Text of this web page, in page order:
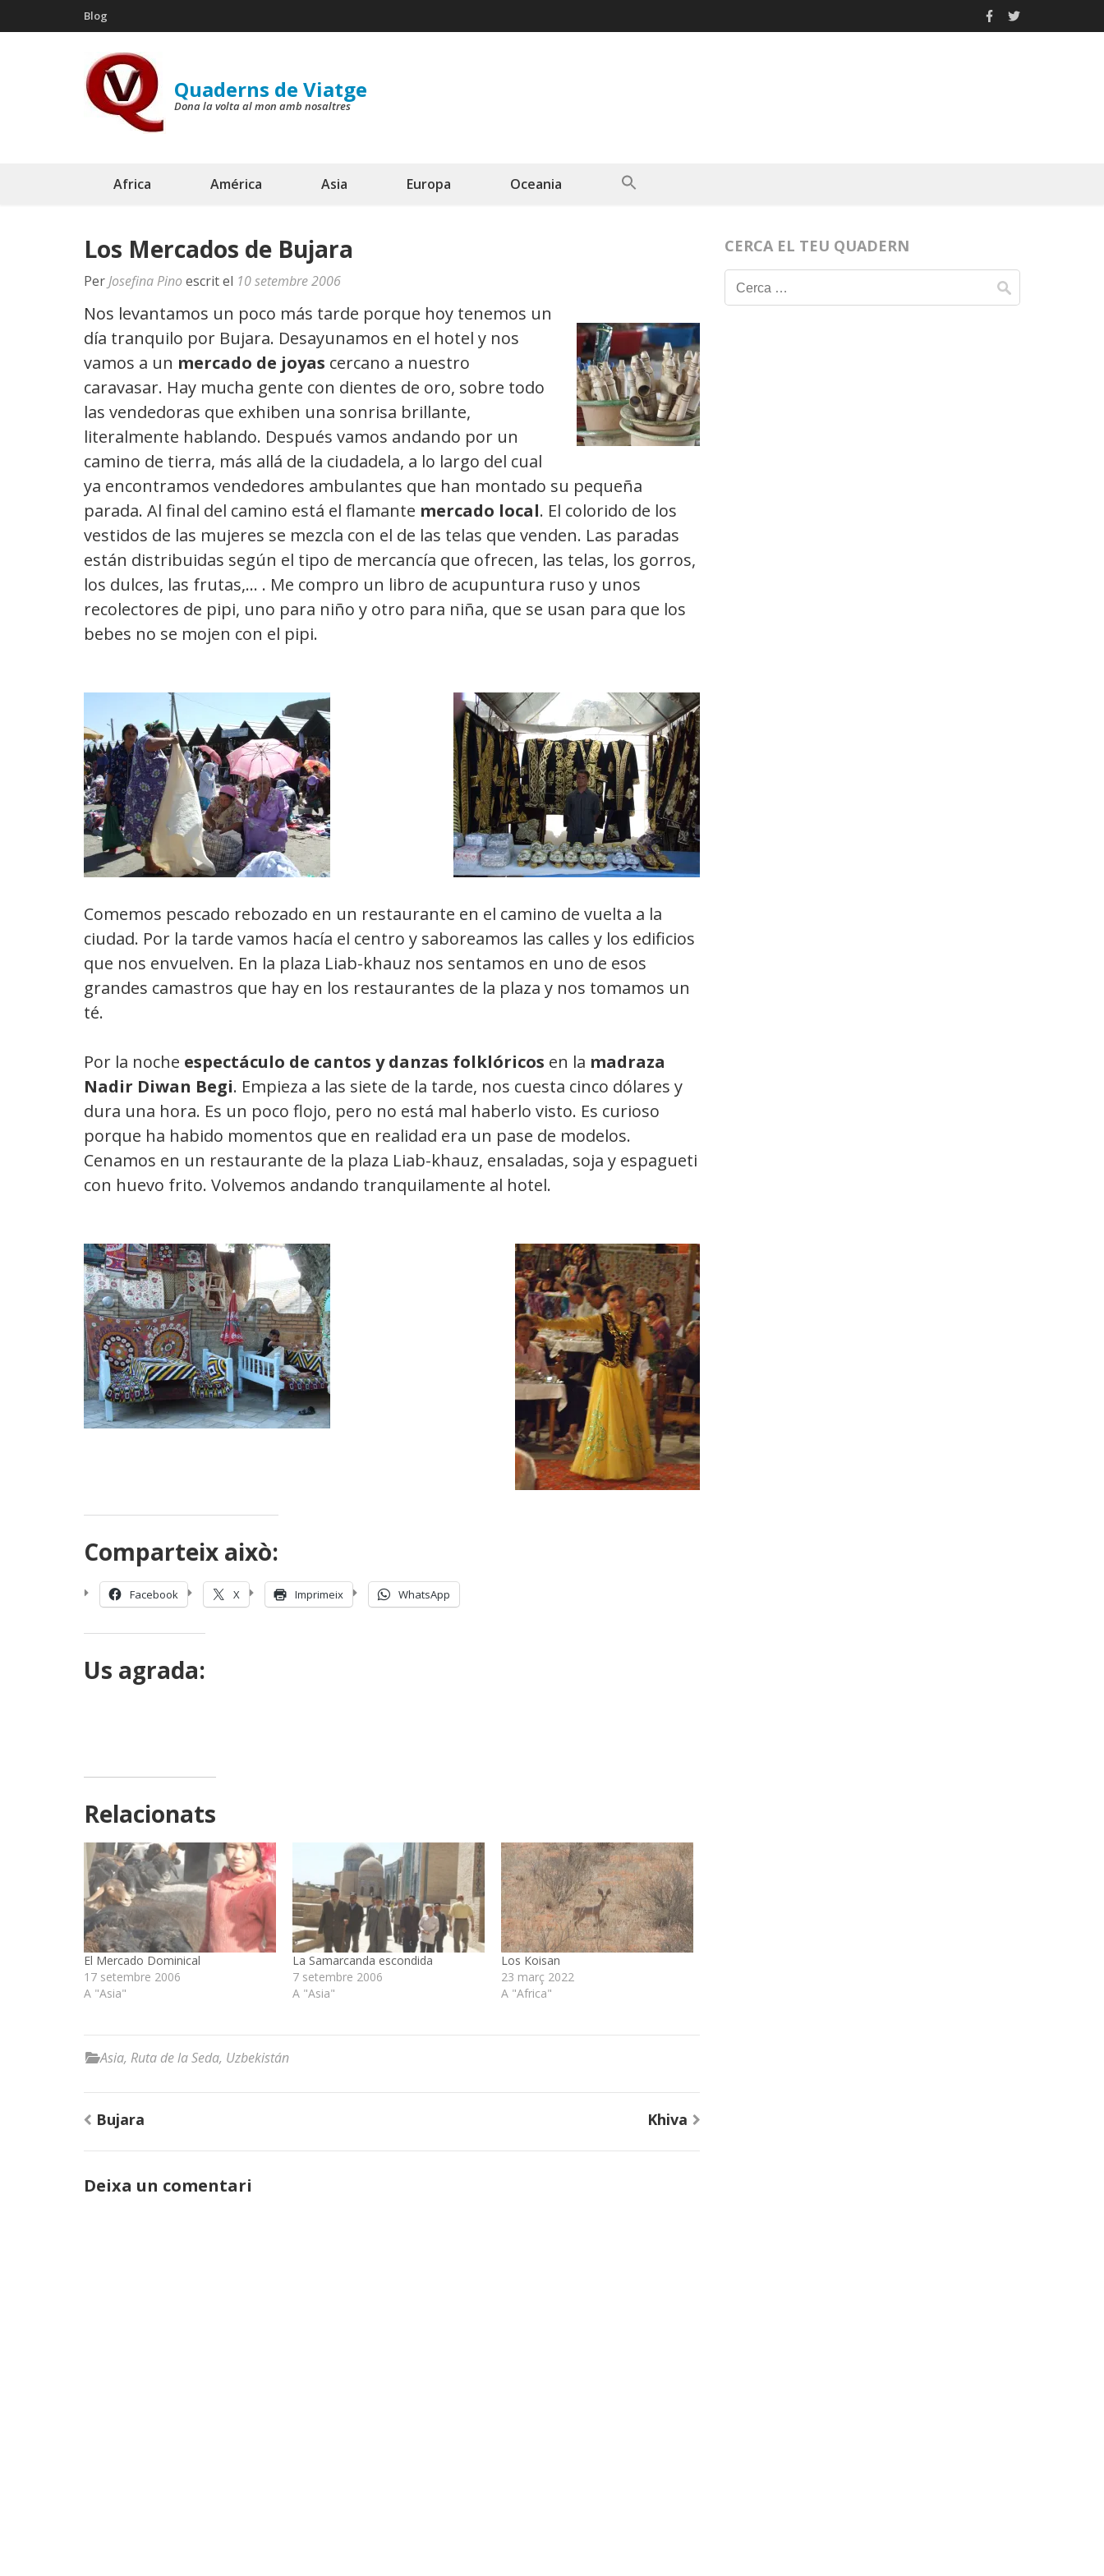
to
Blog
Quaderns de Viatge
Dona la volta al mon amb nosaltres
Africa América Asia Europa Oceania
Los Mercados de Bujara
Per Josefina Pino escrit el 10 setembre 2006
Nos levantamos un poco más tarde porque hoy tenemos un
día tranquilo por Bujara. Desayunamos en el hotel y nos
vamos a un mercado de joyas cercano a nuestro
caravasar. Hay mucha gente con dientes de oro, sobre todo
las vendedoras que exhiben una sonrisa brillante,
literalmente hablando. Después vamos andando por un
camino de tierra, más allá de la ciudadela, a lo largo del cual
ya encontramos vendedores ambulantes que han montado su pequeña
parada. Al final del camino está el flamante mercado local. El colorido de los
vestidos de las mujeres se mezcla con el de las telas que venden. Las paradas
están distribuidas según el tipo de mercancía que ofrecen, las telas, los gorros,
los dulces, las frutas,… . Me compro un libro de acupuntura ruso y unos
recolectores de pipi, uno para niño y otro para niña, que se usan para que los
bebes no se mojen con el pipi.
Comemos pescado rebozado en un restaurante en el camino de vuelta a la
ciudad. Por la tarde vamos hacía el centro y saboreamos las calles y los edificios
que nos envuelven. En la plaza Liab-khauz nos sentamos en uno de esos
grandes camastros que hay en los restaurantes de la plaza y nos tomamos un
té.
Por la noche espectáculo de cantos y danzas folklóricos en la madraza
Nadir Diwan Begi. Empieza a las siete de la tarde, nos cuesta cinco dólares y
dura una hora. Es un poco flojo, pero no está mal haberlo visto. Es curioso
porque ha habido momentos que en realidad era un pase de modelos.
Cenamos en un restaurante de la plaza Liab-khauz, ensaladas, soja y espagueti
con huevo frito. Volvemos andando tranquilamente al hotel.
Comparteix això:
Facebook X Imprimeix WhatsApp
Us agrada:
Relacionats
El Mercado Dominical
17 setembre 2006
A "Asia"
La Samarcanda escondida
7 setembre 2006
A "Asia"
Los Koisan
23 març 2022
A "Africa"
Asia, Ruta de la Seda, Uzbekistán
Navegació
d'entrades
Bujara Khiva
Deixa un comentari
CERCA EL TEU QUADERN
Cerca: